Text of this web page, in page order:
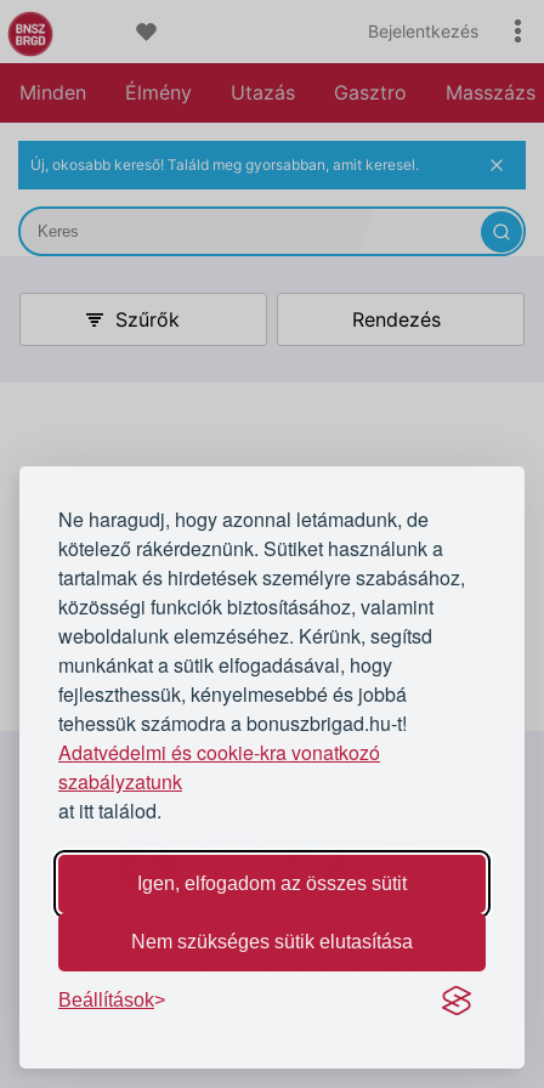
Ne haragudj, hogy azonnal letámadunk, de
kötelező rákérdeznünk. Sütiket használunk a
tartalmak és hirdetések személyre szabásához,
közösségi funkciók biztosításához, valamint
weboldalunk elemzéséhez. Kérünk, segítsd
munkánkat a sütik elfogadásával, hogy
fejleszthessük, kényelmesebbé és jobbá
tehessük számodra a bonuszbrigad.hu-t!
Adatvédelmi és cookie-kra vonatkozó
szabályzatunk
at itt találod.
Igen, elfogadom az összes sütit
Nem szükséges sütik elutasítása
Beállítások
Bejelentkezés
Minden Élmény Utazás Gasztro Masszázs
Új, okosabb kereső! Találd meg gyorsabban, amit keresel.
Szűrők Rendezés
`
A Bónusz Brigád Magyarország legnagyobb
közösségi vásárló oldala. Vásárlóink eddig több mint
31 918 182 226forintot spóroltak meg 4 401 649
bónusz vásárlásával és ezek a számok minden
nappal nőnek. Légy tudatos vásárló, spórolj velünk